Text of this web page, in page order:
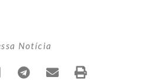
Notícia